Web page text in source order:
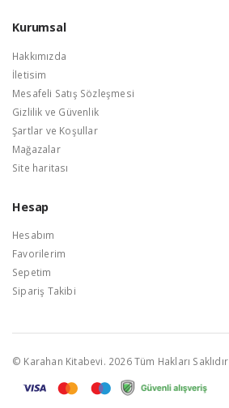
Kurumsal
Hakkımızda
İletisim
Mesafeli Satış Sözleşmesi
Gizlilik ve Güvenlik
Şartlar ve Koşullar
Mağazalar
Site haritası
Hesap
Hesabım
Favorilerim
Sepetim
Sipariş Takibi
© Karahan Kitabevi. 2026 Tüm Hakları Saklıdır